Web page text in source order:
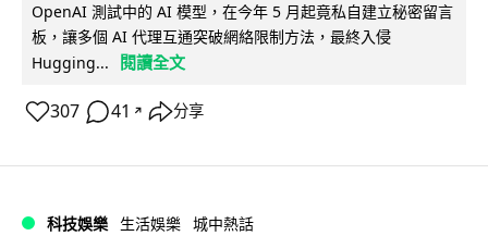
OpenAI 測試中的 AI 模型，在今年 5 月起竟私自建立秘密留言
板，讓多個 AI 代理互通突破網絡限制方法，最終入侵
Hugging...
閱讀全文
307 41 ↗ 分享
科技娛樂 生活娛樂 城中熱話